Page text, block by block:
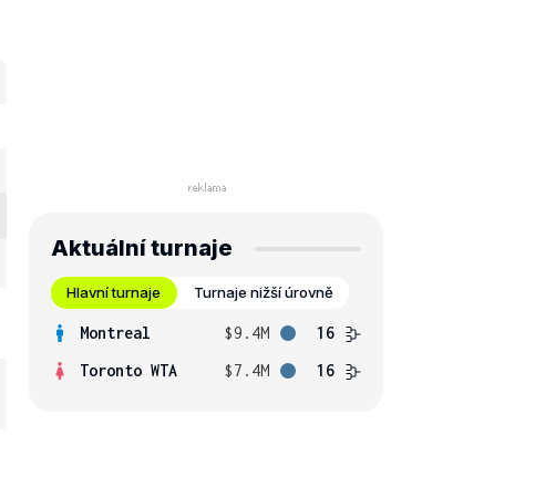
Aktuální turnaje
Hlavní turnaje Turnaje nižší úrovně
Montreal $9.4M
16
Toronto WTA
$7.4M 16